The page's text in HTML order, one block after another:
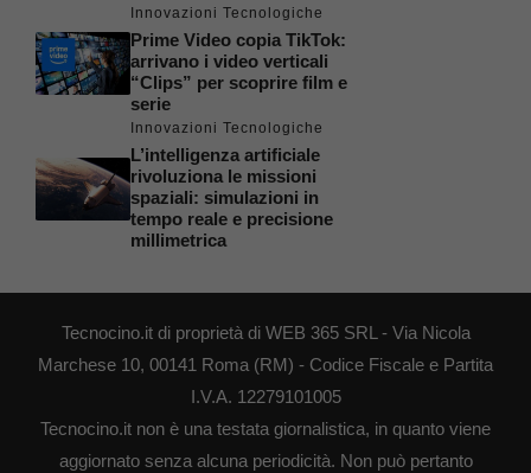
Innovazioni Tecnologiche
Prime Video copia TikTok:
arrivano i video verticali
“Clips” per scoprire film e
serie
Innovazioni Tecnologiche
L’intelligenza artificiale
rivoluziona le missioni
spaziali: simulazioni in
tempo reale e precisione
millimetrica
Tecnocino.it di proprietà di WEB 365 SRL - Via Nicola
Marchese 10, 00141 Roma (RM) - Codice Fiscale e Partita
I.V.A. 12279101005
Tecnocino.it non è una testata giornalistica, in quanto viene
aggiornato senza alcuna periodicità. Non può pertanto